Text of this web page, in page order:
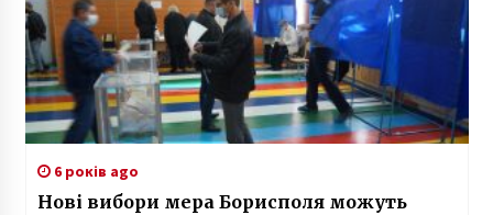
6 років ago
Нові вибори мера Борисполя можуть